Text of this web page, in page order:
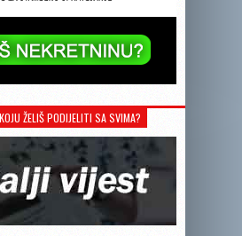
ŽELIŠ PODIJELITI SA SVIMA?